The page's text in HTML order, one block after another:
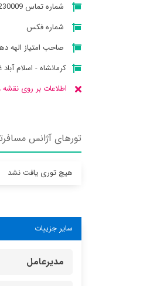
شماره تماس 08325230009
شماره فکس
صاحب امتیاز الهه
كرمانشاه - اسلام
اطلاعات بر روی
تورهای آژانس
هیچ توری یافت نشد
سایر جزییات
مدیرعامل